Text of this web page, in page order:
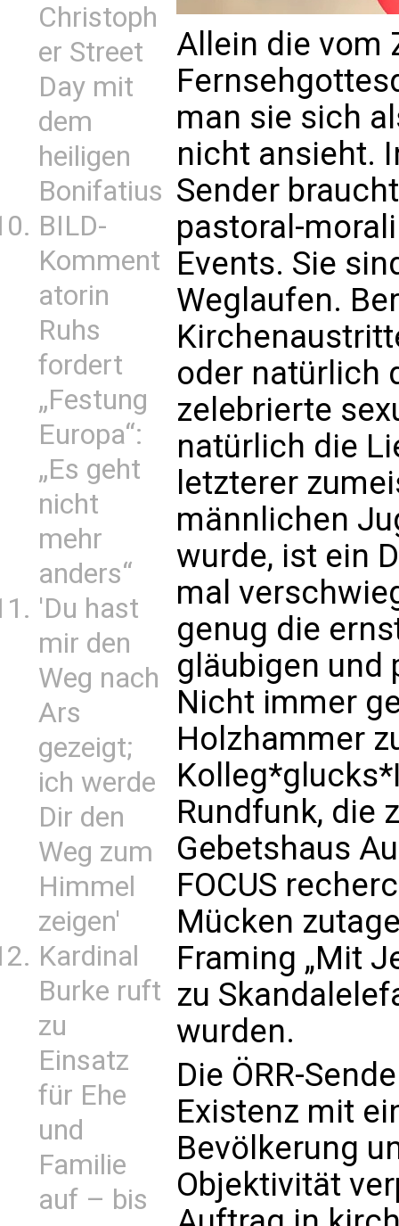
Christoph
er Street
Day mit
dem
heiligen
Bonifatius
BILD-
Komment
atorin
Ruhs
fordert
„Festung
Europa“:
„Es geht
nicht
mehr
anders“
'Du hast
mir den
Weg nach
Ars
gezeigt;
ich werde
Dir den
Weg zum
Himmel
zeigen'
Kardinal
Burke ruft
zu
Einsatz
für Ehe
und
Familie
auf – bis
Allein die vom
man sie sich
nicht ansieht.
Sender
pastoral-
Events. Sie
Weglaufen.
oder natürlich
zelebrierte
natürlich die
letzterer
männlichen
wurde, ist ein
mal
genug die
gläubigen und
Nicht immer
Holzhammer
Rundfunk, die
Gebetshaus
FOCUS
Mücken
Framing „Mit
zu
wurden.
Die ÖRR-
Existenz mit
Bevölkerung
Objektivität